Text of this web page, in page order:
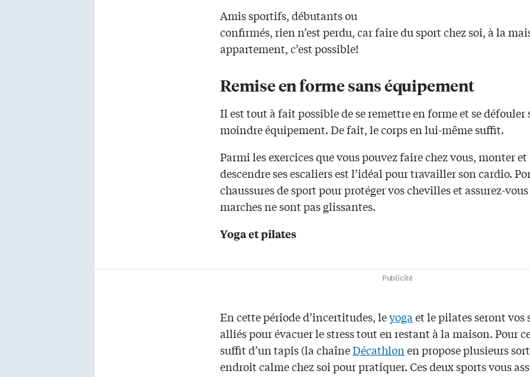
Amis sportifs, débutants ou
confirmés, rien n’est perdu, car faire du sport chez soi, à la
appartement, c’est possible!
Remise en forme sans équipement
Il est tout à fait possible de se remettre en forme et se défouler
moindre équipement. De fait, le corps en lui-même suffit.
Parmi les exercices que vous pouvez faire chez vous, monter et
descendre ses escaliers est l’idéal pour travailler son cardio.
chaussures de sport pour protéger vos chevilles et assurez-
marches ne sont pas glissantes.
Yoga et pilates
Publicité
En cette période d’incertitudes, leyoga et le pilates seront vos
alliés pour évacuer le stress tout en restant à la maison. Pour
suffit d’un tapis (la chaîneDécathlonen propose plusieurs
endroit calme chez soi pour pratiquer. Ces deux sports vous